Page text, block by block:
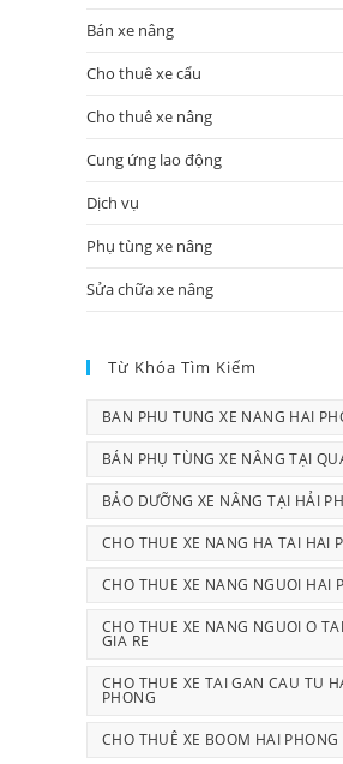
Bán xe nâng
Cho thuê xe cẩu
Cho thuê xe nâng
Cung ứng lao động
Dịch vụ
Phụ tùng xe nâng
Sửa chữa xe nâng
Từ Khóa Tìm Kiếm
BAN PHU TUNG XE NANG HAI
BÁN PHỤ TÙNG XE NÂNG TẠI
BẢO DƯỠNG XE NÂNG TẠI HẢI
CHO THUE XE NANG HA TAI HAI
CHO THUE XE NANG NGUOI HAI
CHO THUE XE NANG NGUOI O
GIA RE
CHO THUE XE TAI GAN CAU TU
PHONG
CHO THUÊ XE BOOM HAI PHONG